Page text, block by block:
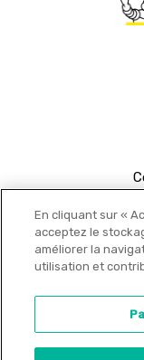
En cliquant sur «
acceptez le
améliorer la
utilisation et